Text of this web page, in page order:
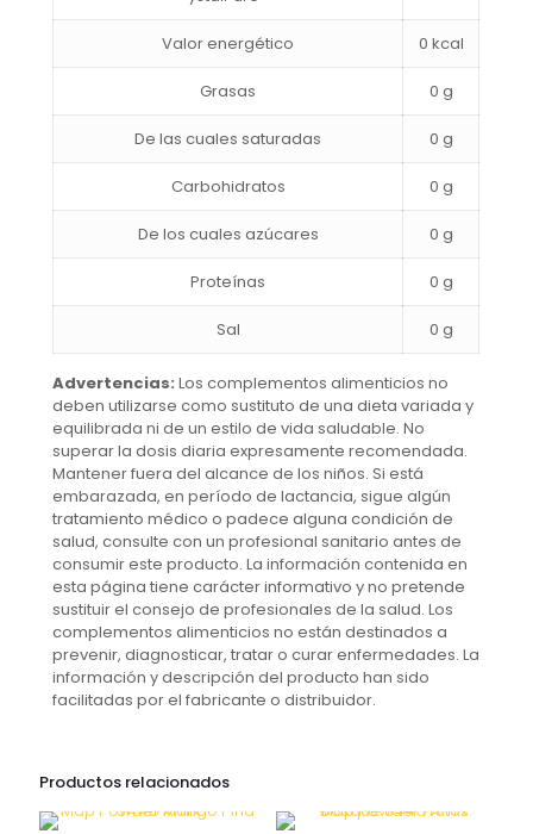
Valor energético 0 kcal
Grasas 0 g
De las cuales saturadas 0 g
Carbohidratos 0 g
De los cuales azúcares 0 g
Proteínas 0 g
Sal 0 g
Advertencias:Los complementos alimenticios no
deben utilizarse como sustituto de una dieta variada y
equilibrada ni de un estilo de vida saludable. No
superar la dosis diaria expresamente recomendada.
Mantener fuera del alcance de los niños. Si está
embarazada, en período de lactancia, sigue algún
tratamiento médico o padece alguna condición de
salud, consulte con un profesional sanitario antes de
consumir este producto. La información contenida en
esta página tiene carácter informativo y no pretende
sustituir el consejo de profesionales de la salud. Los
complementos alimenticios no están destinados a
prevenir, diagnosticar, tratar o curar enfermedades. La
información y descripción del producto han sido
facilitadas por el fabricante o distribuidor.
Productos relacionados